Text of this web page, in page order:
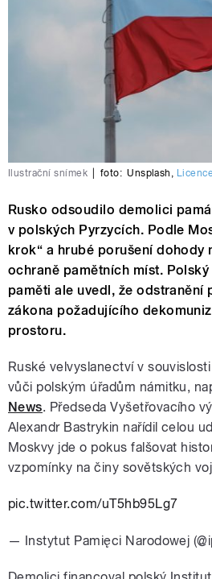
Ilustrační snímek foto: Unsplash ,
Rusko odsoudilo demolici
v polských Pyrzycích. Podle
krok“ a hrubé porušení dohody
ochraně pamětních míst.
paměti ale uvedl, že odstranění
zákona požadujícího
prostoru.
Ruské velvyslanectví v
vůči polským úřadům námitku,
News. Předseda Vyšetřovacího
Alexandr Bastrykin nařídil celou
Moskvy jde o pokus falšovat
vzpomínky na činy sovětských
pic.twitter.com/uT5hb95Lg7
— Instytut Pamięci Narodowej